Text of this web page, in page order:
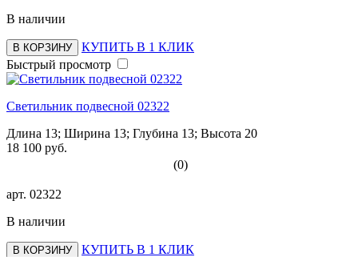
В наличии
В КОРЗИНУ
КУПИТЬ В 1 КЛИК
Быстрый просмотр
Светильник подвесной 02322
Длина 13; Ширина 13; Глубина 13; Высота 20
18 100 руб.
(0)
арт. 02322
В наличии
В КОРЗИНУ
КУПИТЬ В 1 КЛИК